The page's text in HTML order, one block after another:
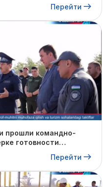
Перейти
прошли командно-
готовности
Перейти